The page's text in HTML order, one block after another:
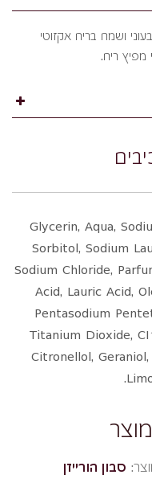
ושמח בריח אקזוטי
מפיץ ריח.
Glycerin, Aqua,
Sorbitol, Sodium
Sodium Chloride,
Acid, Lauric Acid,
Pentasodium
Titanium Dioxide,
Citronellol,
סבון הורייזן